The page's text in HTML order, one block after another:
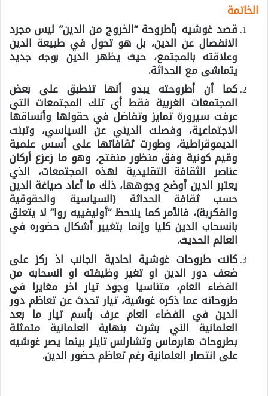
الخاتمة
قصد غوشيه بأطروحة “الخروج من الدين” ليس مجرد
الانفصال عن الدين، بل هو تحول في طبيعة الدين
وعلاقته بالمجتمع، حيث يظهر الدين بوجه جديد
يتماشى مع الحداثة.
كما أن أطروحته يبدو أنها تنطبق على بعض
المجتمعات الغربية فقط أي تلك المجتمعات التي
عرفت سيرورة تمايز وتفاضل في حقولها وأنساقها
الاجتماعية، وفصلت الديني عن السياسي، وتبنت
الديموقراطية، وطورت ثقافاتها على أسس علمية
وقيم كونية وفق منظور منفتح، وهو ما زعزع أركان
عناصر الثقافة التقليدية لهذه المجتمعات، الذي
يعتبر الدين أوضح وجوهها، ذلك ما أعاد صياغة الدين
حسب ثقافة الحداثة (السياسية والحقوقية
والفكرية)، فالأمر كما يلاحظ “أوليفييه روا” لا يتعلق
بانسحاب الدين كليا وإنما بتغيير أشكال حضوره في
العالم الحديث.
كانت طروحات غوشية احادية الجانب اذ ركز على
ضعف دور الدين او تغير وظيفته او انسحابه من
الفضاء العام، متناسيا وجود تيار اخر مغايرا في
طروحاته عما ذكره غوشية، تيار تحدث عن تعاظم دور
الدين في الفضاء العام عرف بأسم تيار ما بعد
العلمانية الني بشرت بنهاية العلمانية متمثلة
بطروحات هابرماس وتشارلس تايلر بينما يصر غوشيه
على انتصار العلمانية رغم تعاظم حضور الدين.